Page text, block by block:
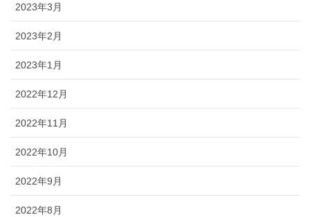
2023年3月
2023年2月
2023年1月
2022年12月
2022年11月
2022年10月
2022年9月
2022年8月